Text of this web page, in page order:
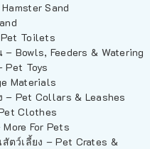
Sand
Toilets
Bowls, Feeders & Watering
Pet Toys
Materials
– Pet Collars & Leashes
Clothes
For Pets
ตว์เลี้ยง – Pet Crates &